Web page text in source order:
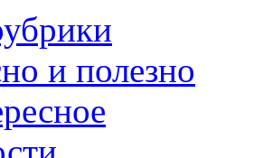
и полезно